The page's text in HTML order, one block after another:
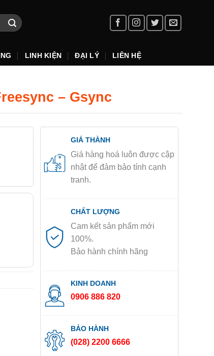
LINH KIỆN ĐẠI LÝ LIÊN HỆ
– Gsync
GIÁ THÀNH
Giá hàng hoá luôn được cập
nhật để đảm bảo tính cạnh
tranh.
CHẤT LƯỢNG
Cam kết sản phẩm mới
100%.
Bảo hành chính hãng
KINH DOANH
0906 886 820
BẢO HÀNH
(028) 2200 6666